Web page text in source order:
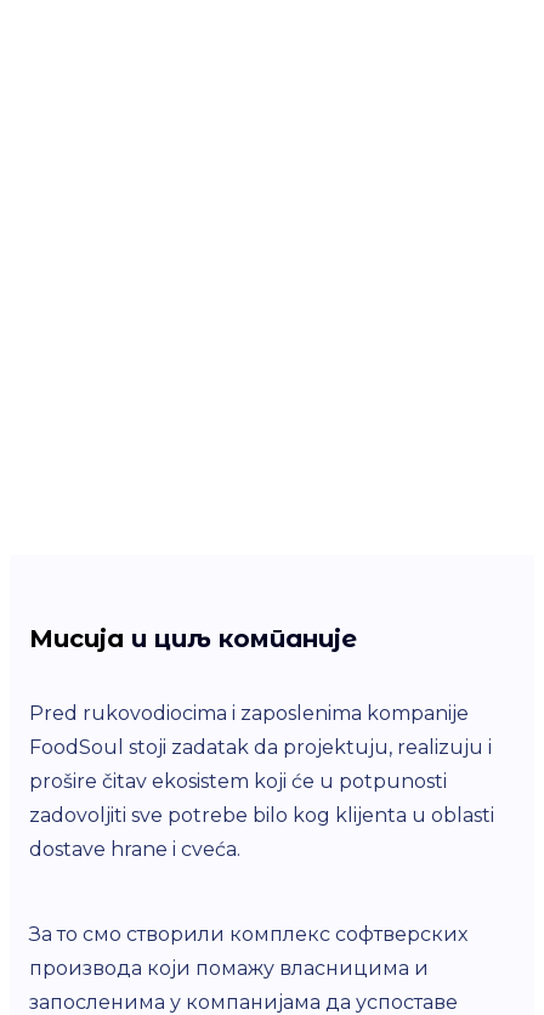
Мисија и циљ компаније
Pred rukovodiocima i zaposlenima kompanije
FoodSoul stoji zadatak da projektuju, realizuju i
prošire čitav ekosistem koji će u potpunosti
zadovoljiti sve potrebe bilo kog klijenta u oblasti
dostave hrane i cveća.
За то смо створили комплекс софтверских
производа који помажу власницима и
запосленима у компанијама да успоставе